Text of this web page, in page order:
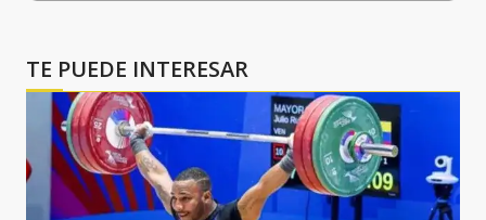
TE PUEDE INTERESAR